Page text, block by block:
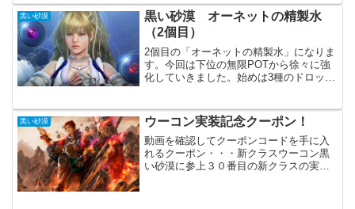
キャラクター作...
黒い砂漠
黒い砂漠 オーネットの精製水
（2個目）
2個目の「オーネットの精製水」になりま
す。今回は下位の無限POTから徐々に強
化していきました。始めは3種のドロップ
は少ないですが、すぐに使用できます。
直接ドロップしな...
黒い砂漠 ウーコン実装記念クーポン！
動画を確認してクーポンコードを手に入
れるクーポン・・・新クラスウーコン黒
い砂漠に参上３０番目の新クラスの実装